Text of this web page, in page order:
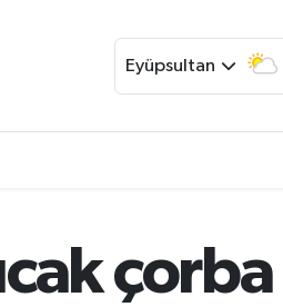
Eyüpsultan
çorba